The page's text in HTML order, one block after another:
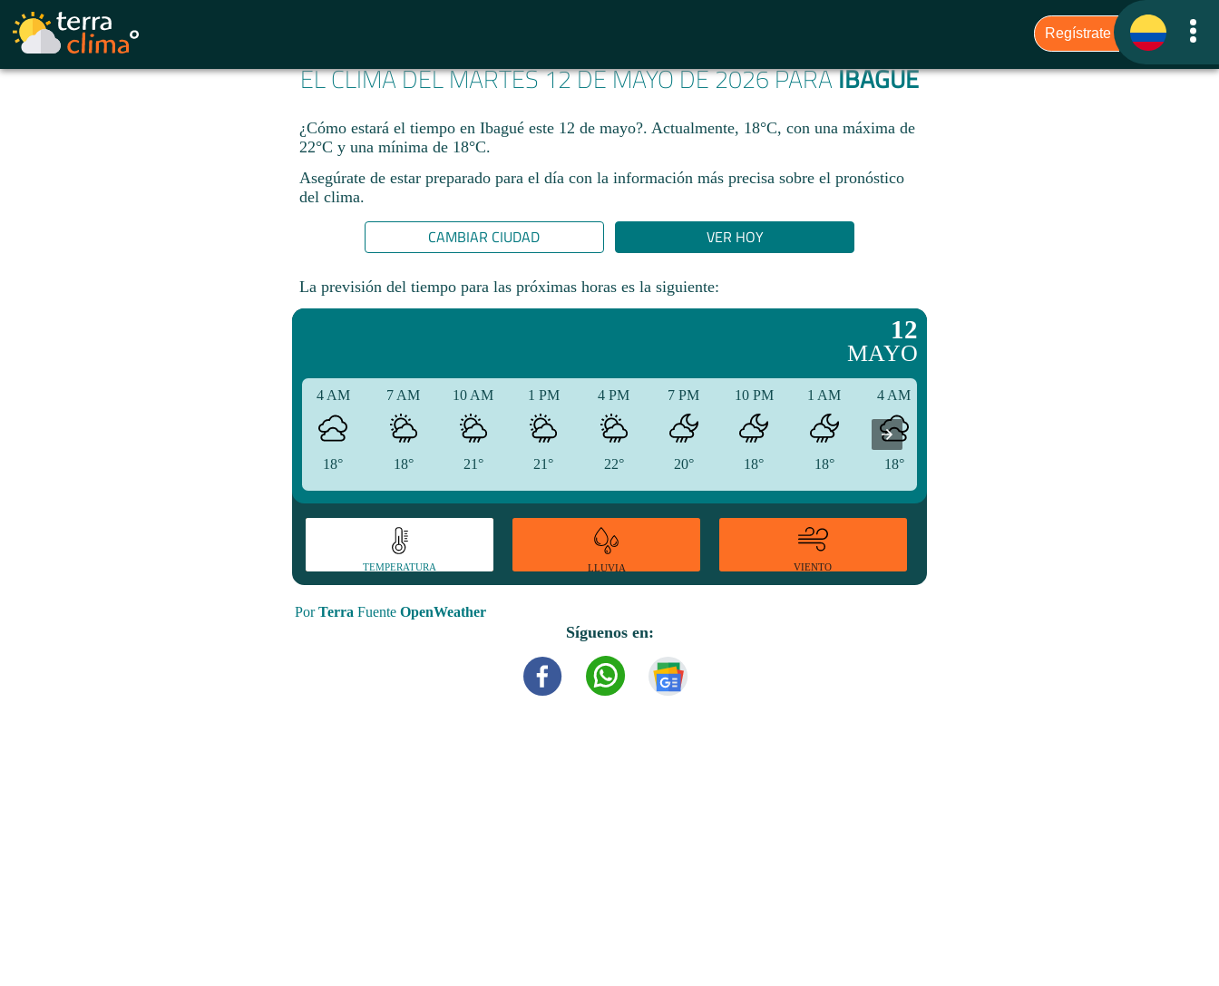
EL CLIMA DEL MARTES 12 DE MAYO DE 2026 PARAIBAGUÉ
¿Cómo estará el tiempo en Ibagué este 12 de mayo?. Actualmente, 18°C, con una máxima de
22°C y una mínima de 18°C.
Asegúrate de estar preparado para el día con la información más precisa sobre el pronóstico
del clima.
CAMBIAR CIUDAD VER HOY
La previsión del tiempo para las próximas horas es la siguiente:
12
MAYO
4 AM
18°
7 AM
18°
10 AM
21°
1 PM
21°
4 PM
22°
7 PM
20°
10 PM
18°
1 AM
18°
4 AM
18°
TEMPERATURA LLUVIA VIENTO
PorTerra Fuente OpenWeather
Síguenos en: